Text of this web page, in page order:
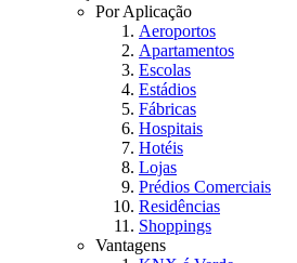
Por Aplicação
Aeroportos
Apartamentos
Escolas
Estádios
Fábricas
Hospitais
Hotéis
Lojas
Prédios Comerciais
Residências
Shoppings
Vantagens